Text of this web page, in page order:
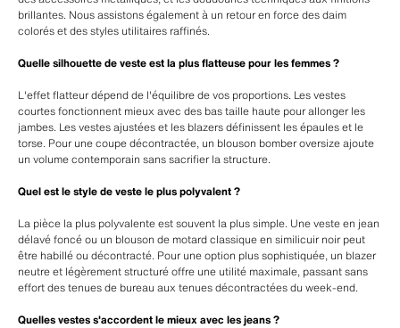
brillantes. Nous assistons également à un retour en force des daim
colorés et des styles utilitaires raffinés.
Quelle silhouette de veste est la plus flatteuse pour les femmes ?
L'effet flatteur dépend de l'équilibre de vos proportions. Les vestes
courtes fonctionnent mieux avec des bas taille haute pour allonger les
jambes. Les vestes ajustées et les blazers définissent les épaules et le
torse. Pour une coupe décontractée, un blouson bomber oversize ajoute
un volume contemporain sans sacrifier la structure.
Quel est le style de veste le plus polyvalent ?
La pièce la plus polyvalente est souvent la plus simple. Une veste en jean
délavé foncé ou un blouson de motard classique en similicuir noir peut
être habillé ou décontracté. Pour une option plus sophistiquée, un blazer
neutre et légèrement structuré offre une utilité maximale, passant sans
effort des tenues de bureau aux tenues décontractées du week-end.
Quelles vestes s'accordent le mieux avec les jeans ?